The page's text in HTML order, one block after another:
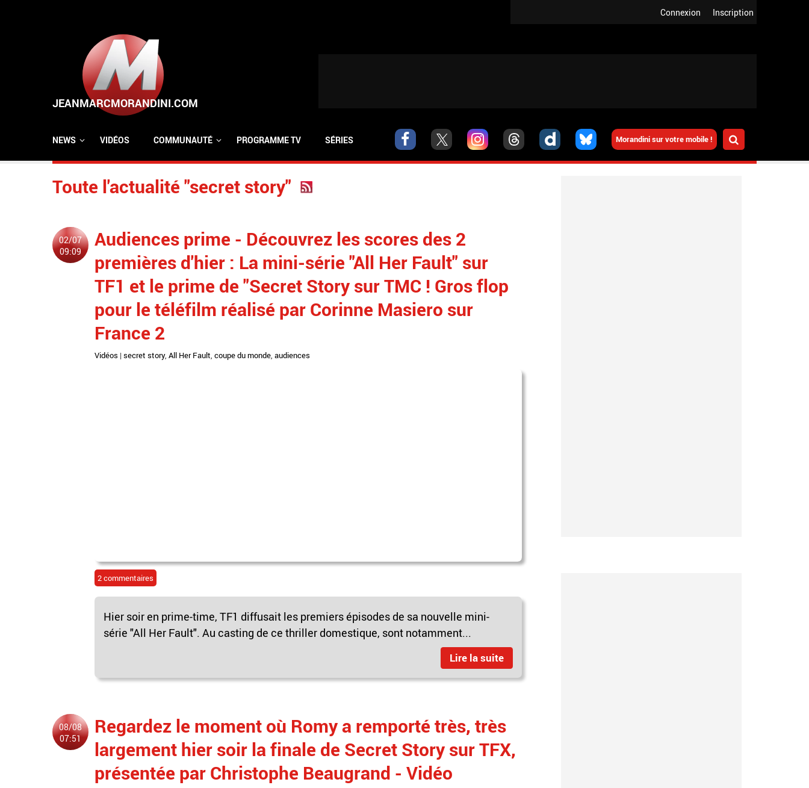
Inscription
Connexion
Morandini sur votre mobile !
NEWS VIDÉOS COMMUNAUTÉ PROGRAMME TV SÉRIES
Toute l'actualité "secret story"
02/07
09:09
Audiences prime - Découvrez les scores des 2
premières d'hier : La mini-série "All Her Fault" sur
TF1 et le prime de "Secret Story sur TMC ! Gros flop
pour le téléfilm réalisé par Corinne Masiero sur
France 2
Vidéos | secret story, All Her Fault, coupe du monde, audiences
2 commentaires
Hier soir en prime-time, TF1 diffusait les premiers épisodes de sa nouvelle mini-
série "All Her Fault". Au casting de ce thriller domestique, sont notamment...
Lire la suite
08/08
07:51
Regardez le moment où Romy a remporté très, très
largement hier soir la finale de Secret Story sur TFX,
présentée par Christophe Beaugrand - Vidéo